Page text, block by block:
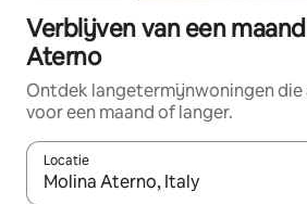
Verblijven van een
Aterno
Ontdek langetermijnwoningen die
voor een maand of langer.
Locatie
Wanneer er resultaten beschikbaar